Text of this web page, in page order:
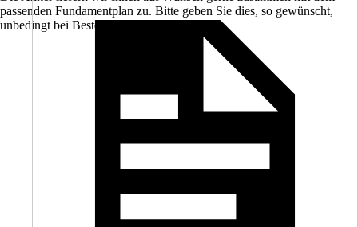
passenden Fundamentplan zu. Bitte geben Sie dies, so gewünscht,
unbedingt bei Bestellung mit an.